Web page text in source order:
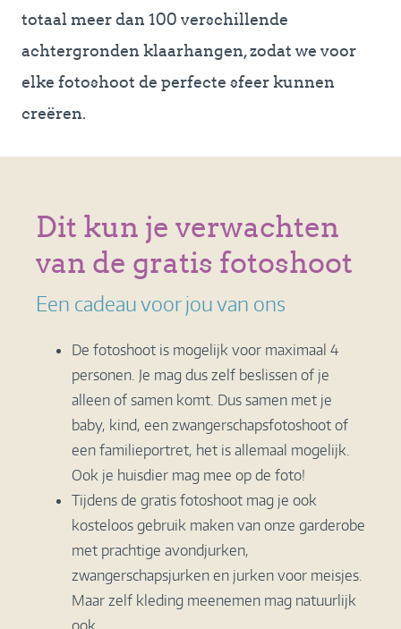
totaal meer dan 100 verschillende
achtergronden klaarhangen, zodat we voor
elke fotoshoot de perfecte sfeer kunnen
creëren.
Dit kun je verwachten
van de gratis fotoshoot
Een cadeau voor jou van ons
De fotoshoot is mogelijk voor maximaal 4
personen. Je mag dus zelf beslissen of je
alleen of samen komt. Dus samen met je
baby, kind, een zwangerschapsfotoshoot of
een familieportret, het is allemaal mogelijk.
Ook je huisdier mag mee op de foto!
Tijdens de gratis fotoshoot mag je ook
kosteloos gebruik maken van onze garderobe
met prachtige avondjurken,
zwangerschapsjurken en jurken voor meisjes.
Maar zelf kleding meenemen mag natuurlijk